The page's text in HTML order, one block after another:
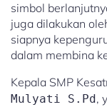
simbol
juga dilakukan
siapnya
dalam membina
Kepala SMP
Mulyati S.Pd,